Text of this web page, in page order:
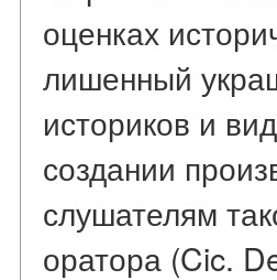
оценках
лишенный
историков и
создании
слушателям
оратора (Cic.